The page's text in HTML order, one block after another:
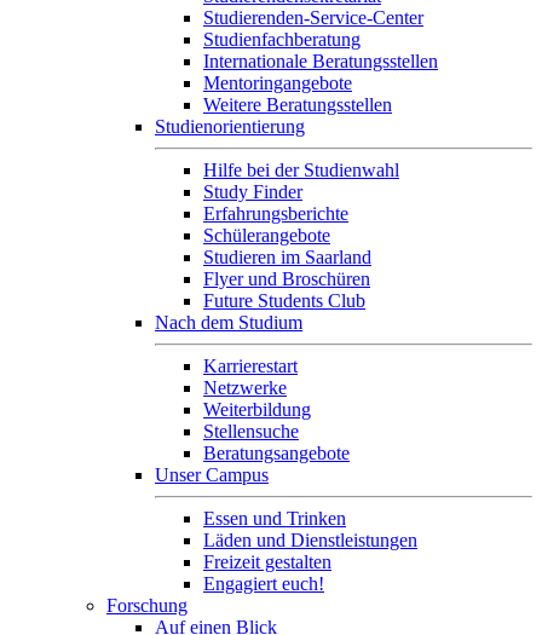
Studierenden-Service-Center
Studienfachberatung
Internationale Beratungsstellen
Mentoringangebote
Weitere Beratungsstellen
Studienorientierung
Hilfe bei der Studienwahl
Study Finder
Erfahrungsberichte
Schülerangebote
Studieren im Saarland
Flyer und Broschüren
Future Students Club
Nach dem Studium
Karrierestart
Netzwerke
Weiterbildung
Stellensuche
Beratungsangebote
Unser Campus
Essen und Trinken
Läden und Dienstleistungen
Freizeit gestalten
Engagiert euch!
Forschung
Auf einen Blick